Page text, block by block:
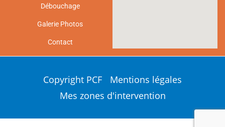
Débouchage
Galerie Photos
Contact
Copyright PCF
Mentions légales
Mes zones d'intervention